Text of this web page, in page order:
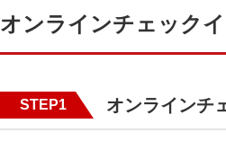
オンラインチェック
STEP1 オンラインチ